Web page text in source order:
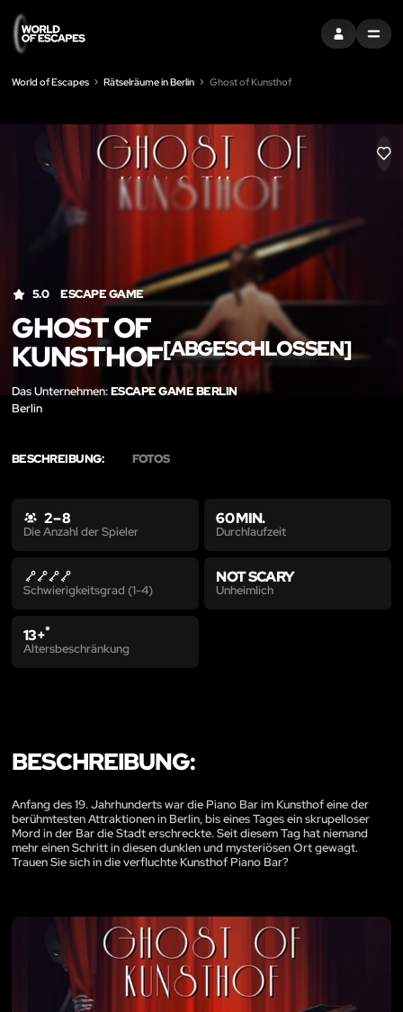
EINTRAGEN
MENU
World of Escapes Rätselräume in Berlin Ghost of Kunsthof
LIKE
5.0 ESCAPE GAME
GHOST OF
KUNSTHOF[ABGESCHLOSSEN]
Das Unternehmen:ESCAPE GAME BERLIN
Berlin
BESCHREIBUNG: FOTOS
2 – 8
Die Anzahl der Spieler
60 MIN.
Durchlaufzeit
Schwierigkeitsgrad (1-4)
NOT SCARY
Unheimlich
13+*
Altersbeschränkung
BESCHREIBUNG:
Anfang des 19. Jahrhunderts war die Piano Bar im Kunsthof eine der
berühmtesten Attraktionen in Berlin, bis eines Tages ein skrupelloser
Mord in der Bar die Stadt erschreckte. Seit diesem Tag hat niemand
mehr einen Schritt in diesen dunklen und mysteriösen Ort gewagt.
Trauen Sie sich in die verfluchte Kunsthof Piano Bar?